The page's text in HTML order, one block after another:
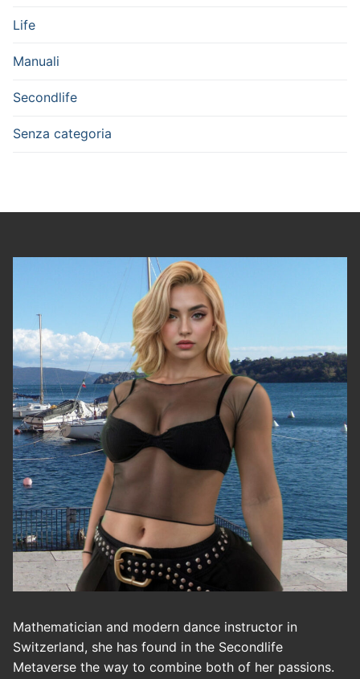
Life
Manuali
Secondlife
Senza categoria
Mathematician and modern dance instructor in
Switzerland, she has found in the Secondlife
Metaverse the way to combine both of her passions.